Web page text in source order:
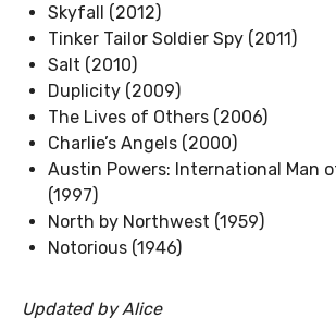
Skyfall (2012)
Tinker Tailor Soldier Spy (2011)
Salt (2010)
Duplicity (2009)
The Lives of Others (2006)
Charlie’s Angels (2000)
Austin Powers: International Man
(1997)
North by Northwest (1959)
Notorious (1946)
Updated by Alice